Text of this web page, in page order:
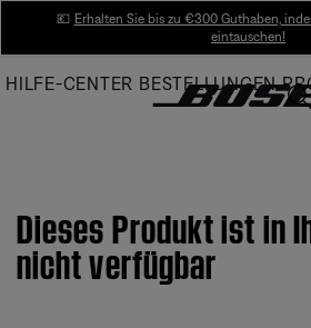
Main
💶 Erhalten Sie bis zu €300 Guthaben,
eintauschen!
HILFE-CENTER BESTELLUNGEN
Dieses Produkt ist in
nicht verfügbar